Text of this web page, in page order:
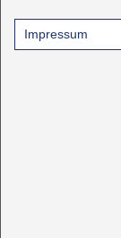
Impressum